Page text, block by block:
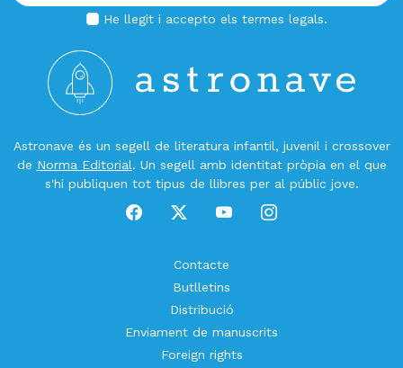
He llegit i accepto els termes legals.
Astronave és un segell de literatura infantil, juvenil i crossover
de Norma Editorial. Un segell amb identitat pròpia en el que
s'hi publiquen tot tipus de llibres per al públic jove.
Contacte
Butlletins
Distribució
Enviament de manuscrits
Foreign rights